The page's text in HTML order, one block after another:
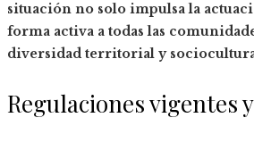
situación no solo impulsa la
forma activa a todas las
diversidad territorial y
Regulaciones vigentes